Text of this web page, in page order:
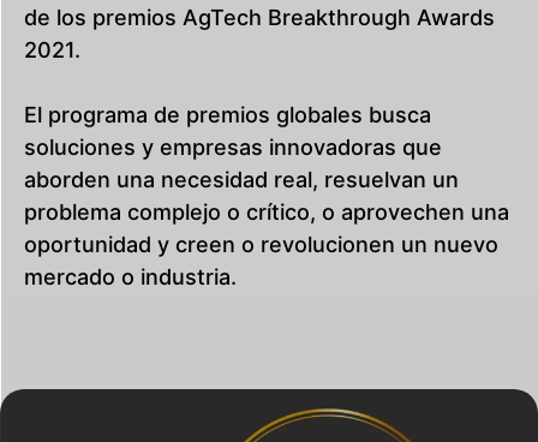
de los premios AgTech Breakthrough Awards
2021.
El programa de premios globales busca
soluciones y empresas innovadoras que
aborden una necesidad real, resuelvan un
problema complejo o crítico, o aprovechen una
oportunidad y creen o revolucionen un nuevo
mercado o industria.